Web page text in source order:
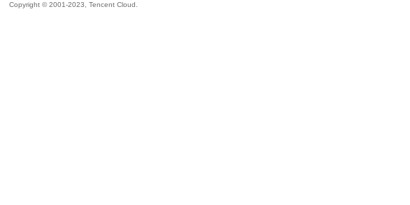
Copyright © 2001-2023, Tencent Cloud.